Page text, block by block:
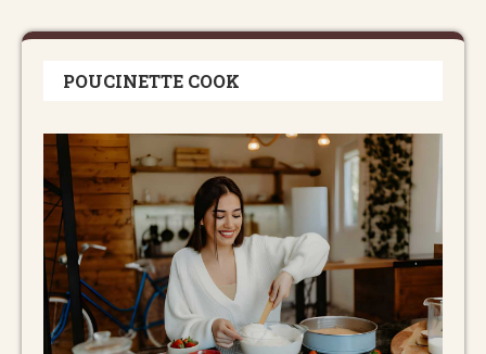
POUCINETTE COOK